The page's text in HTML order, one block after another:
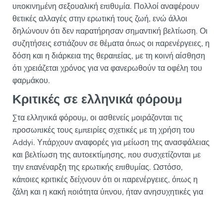
υποκινημένη σεξουαλική επιθυμία. Πολλοί αναφέρουν
θετικές αλλαγές στην ερωτική τους ζωή, ενώ άλλοι
δηλώνουν ότι δεν παρατήρησαν σημαντική βελτίωση. Οι
συζητήσεις εστιάζουν σε θέματα όπως οι παρενέργειες, η
δόση και η διάρκεια της θεραπείας, με τη κοινή αίσθηση
ότι χρειάζεται χρόνος για να φανερωθούν τα οφέλη του
φαρμάκου.
Κριτικές σε ελληνικά φόρουμ
Στα ελληνικά φόρουμ, οι ασθενείς μοιράζονται τις
προσωπικές τους εμπειρίες σχετικές με τη χρήση του
Addyi. Υπάρχουν αναφορές για μείωση της ανασφάλειας
και βελτίωση της αυτοεκτίμησης, που συσχετίζονται με
την επανέναρξη της ερωτικής επιθυμίας. Ωστόσο,
κάποιες κριτικές δείχνουν ότι οι παρενέργειες, όπως η
ζάλη και η κακή ποιότητα ύπνου, ήταν ανησυχητικές για